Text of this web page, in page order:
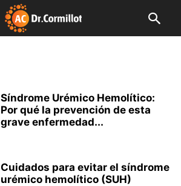
Síndrome Urémico Hemolítico:
Por qué la prevención de esta
grave enfermedad...
Cuidados para evitar el síndrome
urémico hemolítico (SUH)